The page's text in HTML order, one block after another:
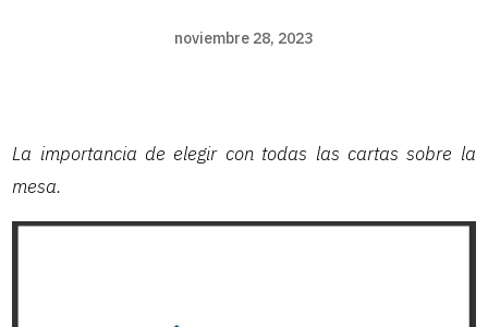
noviembre 28, 2023
La importancia de elegir con todas las cartas sobre la
mesa.